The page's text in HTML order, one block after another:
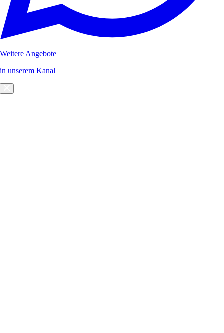
Weitere Angebote
in unserem Kanal